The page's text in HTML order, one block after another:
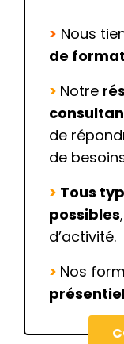
> Nous
de
> Notre
de
de
> Tous
possibles
d’activité.
> Nos